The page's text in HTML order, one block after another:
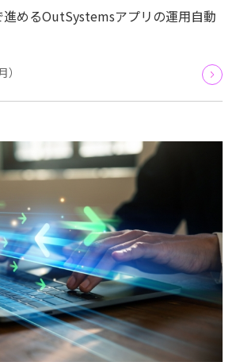
進めるOutSystemsアプリの運用自動